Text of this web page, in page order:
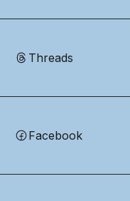
Threads
Facebook